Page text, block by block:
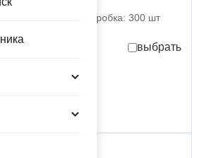
3783 Grabo S.R.L.
поставки: 1 шт коробка: 300 шт
выбрать